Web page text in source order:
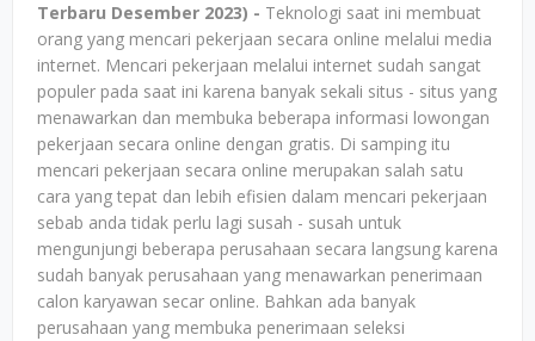
Terbaru Desember 2023) - Teknologi saat ini membuat
orang yang mencari pekerjaan secara online melalui media
internet. Mencari pekerjaan melalui internet sudah sangat
populer pada saat ini karena banyak sekali situs - situs yang
menawarkan dan membuka beberapa informasi lowongan
pekerjaan secara online dengan gratis. Di samping itu
mencari pekerjaan secara online merupakan salah satu
cara yang tepat dan lebih efisien dalam mencari pekerjaan
sebab anda tidak perlu lagi susah - susah untuk
mengunjungi beberapa perusahaan secara langsung karena
sudah banyak perusahaan yang menawarkan penerimaan
calon karyawan secar online. Bahkan ada banyak
perusahaan yang membuka penerimaan seleksi